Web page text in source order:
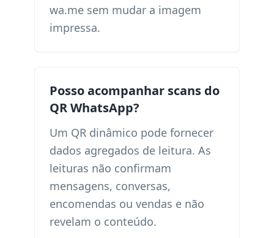
wa.me sem mudar a imagem
impressa.
Posso acompanhar scans do
QR WhatsApp?
Um QR dinâmico pode fornecer
dados agregados de leitura. As
leituras não confirmam
mensagens, conversas,
encomendas ou vendas e não
revelam o conteúdo.